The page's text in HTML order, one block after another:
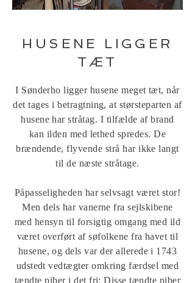
HUSENE LIGGER
TÆT
I Sønderho ligger husene meget tæt, når
det tages i betragtning, at størsteparten af
husene har stråtag. I tilfælde af brand
kan ilden med lethed spredes. De
brændende, flyvende strå har ikke langt
til de næste stråtage.
Påpasseligheden har selvsagt været stor!
Men dels har vanerne fra sejlskibene
med hensyn til forsigtig omgang med ild
været overført af søfolkene fra havet til
husene, og dels var der allerede i 1743
udstedt vedtægter omkring færdsel med
tændte piber i det fri: Disse tændte piber